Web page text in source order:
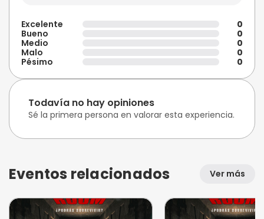
Excelente
0
Bueno
0
Medio
0
Malo
0
Pésimo
0
Todavía no hay opiniones
Sé la primera persona en valorar esta experiencia.
Eventos relacionados Ver más